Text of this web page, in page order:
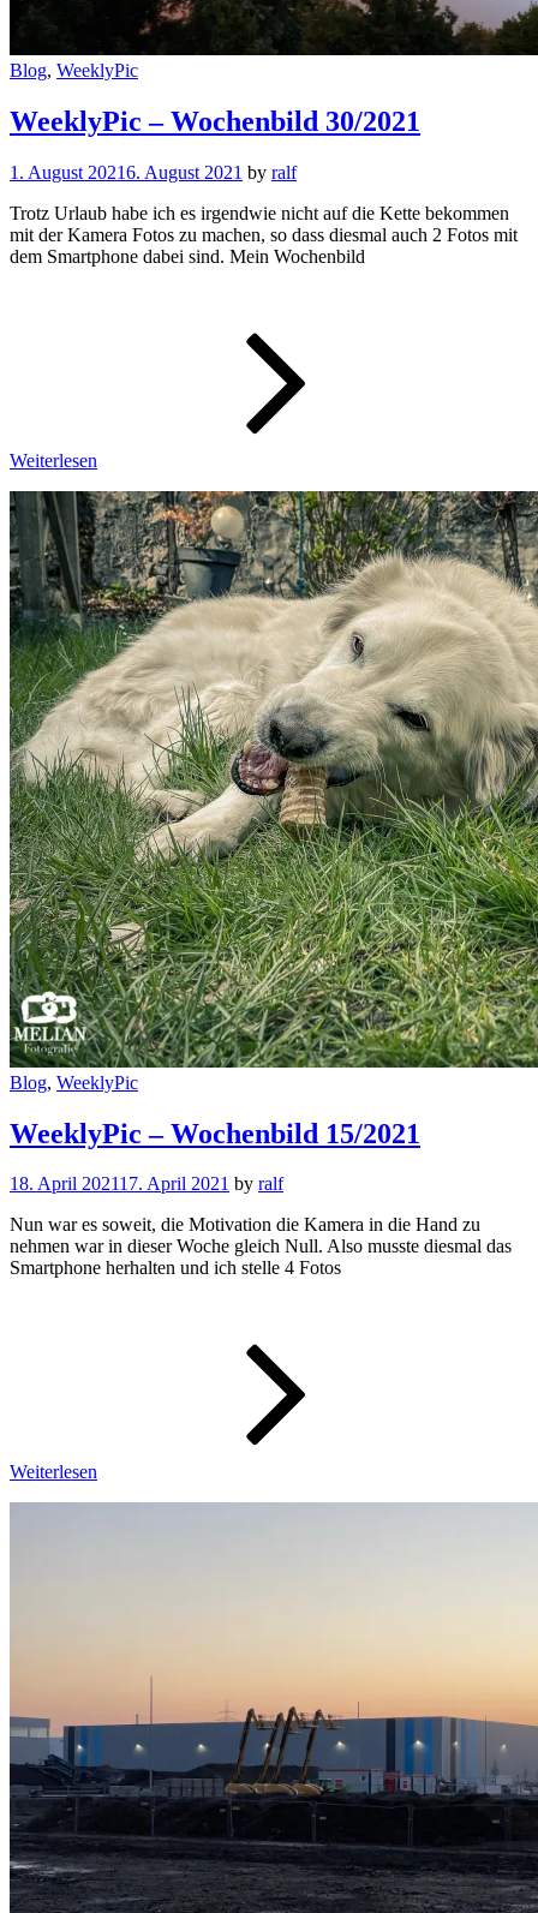
Cat
Blog, WeeklyPic
WeeklyPic – Wochenbild 30/2021
1. August 20216. August 2021 by ralf
Trotz Urlaub habe ich es irgendwie nicht auf die Kette bekommen
mit der Kamera Fotos zu machen, so dass diesmal auch 2 Fotos mit
dem Smartphone dabei sind. Mein Wochenbild
Weiterlesen
Cat
Blog, WeeklyPic
WeeklyPic – Wochenbild 15/2021
18. April 202117. April 2021 by ralf
Nun war es soweit, die Motivation die Kamera in die Hand zu
nehmen war in dieser Woche gleich Null. Also musste diesmal das
Smartphone herhalten und ich stelle 4 Fotos
Weiterlesen